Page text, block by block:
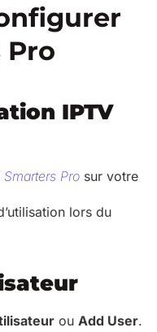
Pro
IPTV
Smarters Prosur votre
lors du
ou Add User.